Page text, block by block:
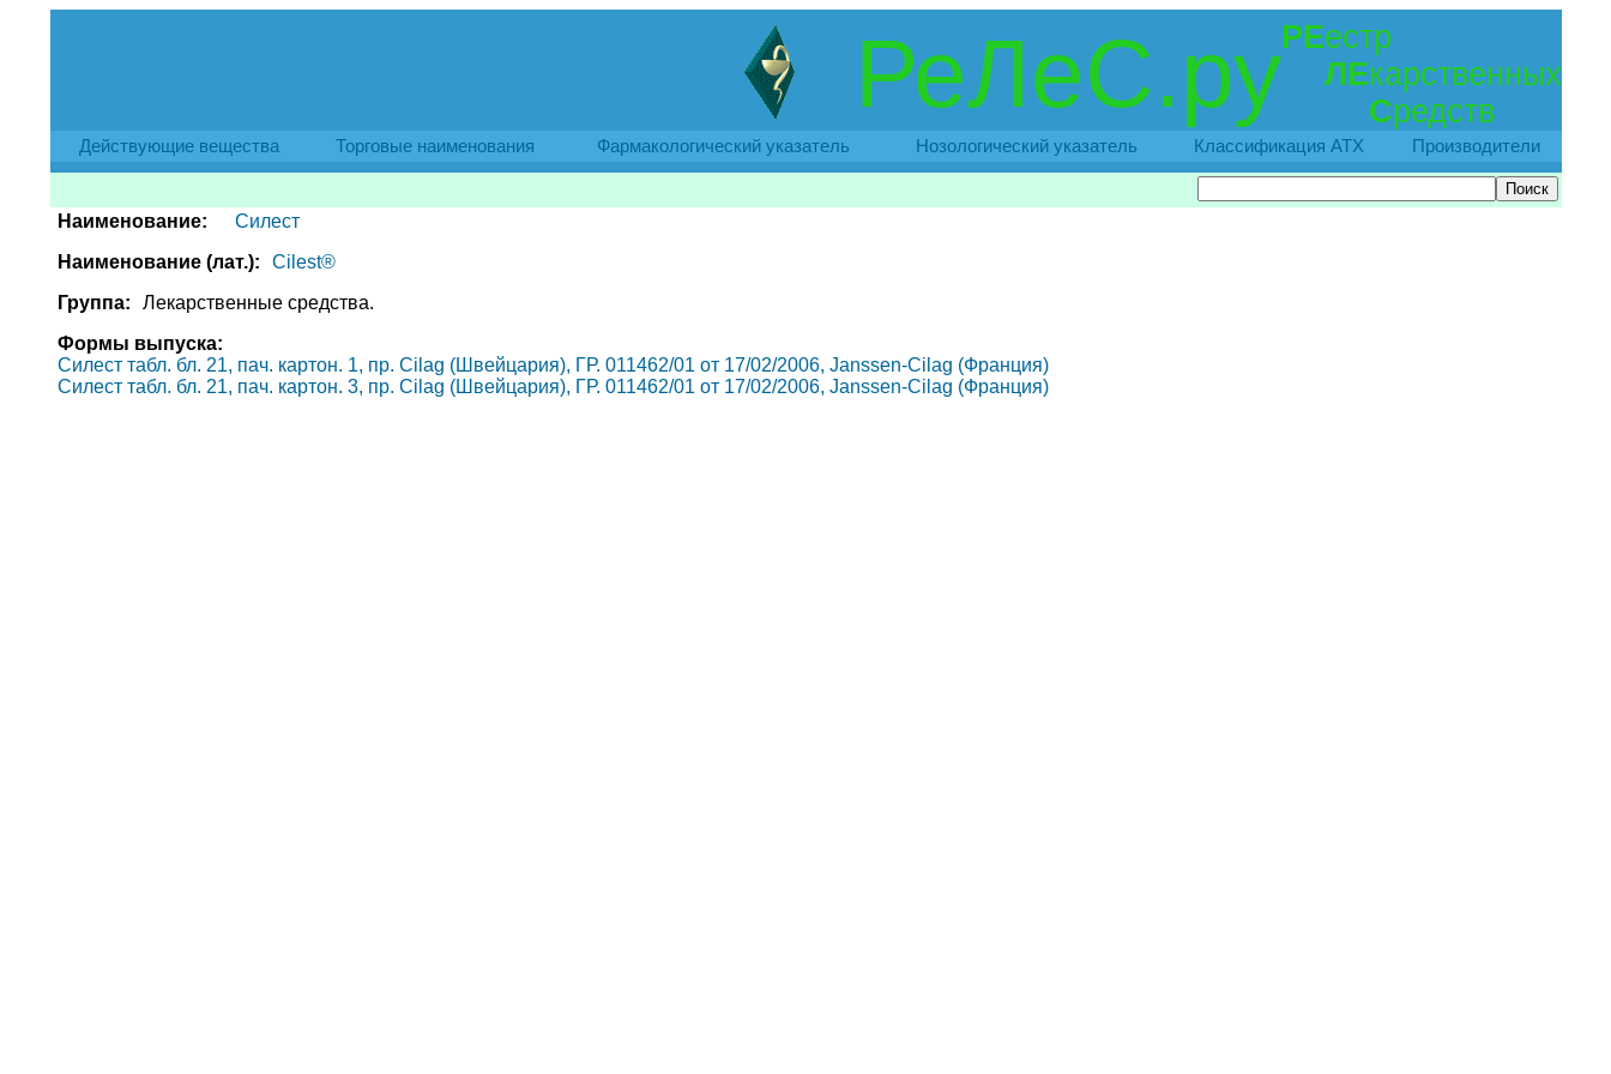
РеЛеС.руРЕестр
ЛЕкарственных
Средств
Действующие вещества Торговые наименования Фармакологический указатель Нозологический указатель Классификация АТХ Производители
Наименование:
Силест
Наименование (лат.):
Cilest®
Группа:
Лекарственные средства.
Формы выпуска:
Силест табл. бл. 21, пач. картон. 1, пр. Cilag (Швейцария), ГР. 011462/01 от 17/02/2006, Janssen-Cilag (Франция)
Силест табл. бл. 21, пач. картон. 3, пр. Cilag (Швейцария), ГР. 011462/01 от 17/02/2006, Janssen-Cilag (Франция)